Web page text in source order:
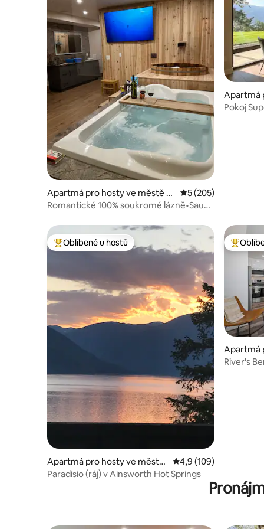
Apartmá pro hosty ve městě C
anmore
Průměrné
5 (205)
Romantické 100% soukromé lázně•Sauna
Apartmá
ě
Pokoj
Nejlepší v kategorii Oblíbené u hostů
Oblíbené u hostů
Apartmá pro hosty ve městě
Ainsworth
Průměrné hodnocení
4,9 (109)
Paradisio (ráj) v Ainsworth Hot Springs
Nejlepší
Apartmá
ě
River's